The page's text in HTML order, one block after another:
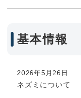
基本情報
2026年5月26日
ネズミについて